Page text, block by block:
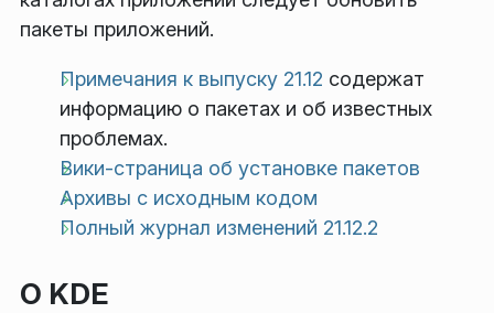
пакеты приложений.
Примечания к выпуску 21.12 содержат
информацию о пакетах и об известных
проблемах.
Вики-страница об установке пакетов
Архивы с исходным кодом
Полный журнал изменений 21.12.2
О KDE